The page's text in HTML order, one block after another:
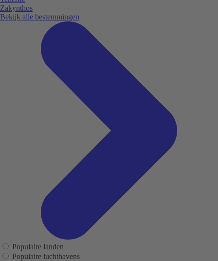
Zakynthos
Bekijk alle bestemmingen
Populaire landen
Populaire luchthavens